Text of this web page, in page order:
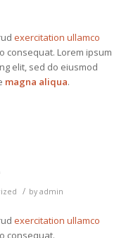
exercitation ullamco
consequat. Lorem ipsum
elit, sed do eiusmod
magna aliqua.
/ by admin
exercitation ullamco
consequat.